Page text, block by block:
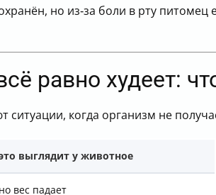
но из‑за боли в рту
равно худеет:
ситуации, когда организм не
выглядит у животное
вес падает